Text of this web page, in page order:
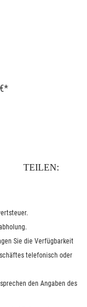
€*
TEILEN:
Sie die Verfügbarkeit
telefonisch oder
den Angaben des